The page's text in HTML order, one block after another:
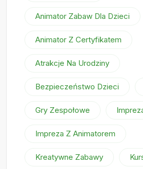
Animator Zabaw Dla Dzieci
Animator Z Certyfikatem
Atrakcje Na Urodziny
Bezpieczeństwo Dzieci
Gry Zespołowe
Impreza Z Animatorem
Kreatywne Zabawy